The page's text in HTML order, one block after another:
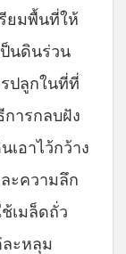
ยมพื้นที่ให้
นดินร่วน
ปลูกในที่ที่
ารกลบฝัง
อาไว้กว้าง
ละความลึก
เมล็ดถั่ว
ละหลุม